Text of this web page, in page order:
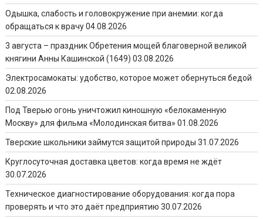
Одышка, слабость и головокружение при анемии: когда
обращаться к врачу 04.08.2026
3 августа – праздник Обретения мощей благоверной великой
княгини Анны Кашинской (1649) 03.08.2026
Электросамокаты: удобство, которое может обернуться бедой
02.08.2026
Под Тверью огонь уничтожил киношную «белокаменную
Москву» для фильма «Молодинская битва» 01.08.2026
Тверские школьники займутся защитой природы 31.07.2026
Круглосуточная доставка цветов: когда время не ждёт
30.07.2026
Техническое диагностирование оборудования: когда пора
проверять и что это даёт предприятию 30.07.2026